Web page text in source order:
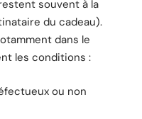
souvent à la
du cadeau).
dans le
les conditions :
ou non